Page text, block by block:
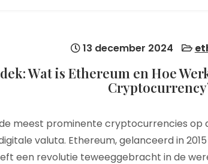
13 december 2024
Wat is Ethereum en Hoe
meest prominente cryptocurrencies op
valuta. Ethereum, gelanceerd in
een revolutie teweeggebracht in de